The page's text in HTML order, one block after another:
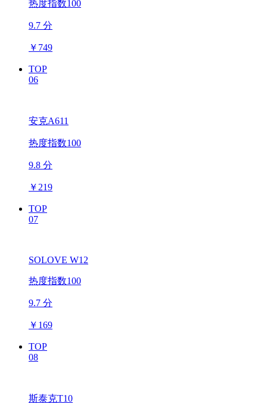
热度指数100
9.7 分
￥ 749
TOP
06
安克A611
热度指数100
9.8 分
￥ 219
TOP
07
SOLOVE W12
热度指数100
9.7 分
￥ 169
TOP
08
斯泰克T10